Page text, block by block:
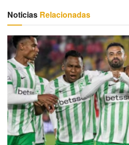
Noticias Relacionadas